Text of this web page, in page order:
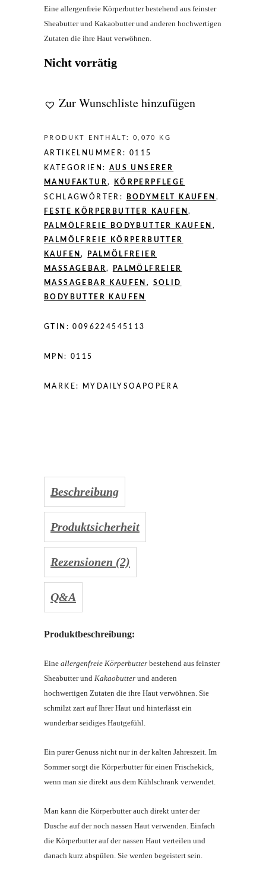
Eine allergenfreie Körperbutter bestehend aus feinster
Sheabutter und Kakaobutter und anderen hochwertigen
Zutaten die ihre Haut verwöhnen.
Nicht vorrätig
Zur Wunschliste hinzufügen
PRODUKT ENTHÄLT: 0,070 KG
ARTIKELNUMMER: 0115
KATEGORIEN: AUS UNSERER
MANUFAKTUR, KÖRPERPFLEGE
SCHLAGWÖRTER: BODYMELT KAUFEN ,
FESTE KÖRPERBUTTER KAUFEN,
PALMÖLFREIE BODYBUTTER KAUFEN ,
PALMÖLFREIE KÖRPERBUTTER
KAUFEN,
PALMÖLFREIER
MASSAGEBAR,
PALMÖLFREIER
MASSAGEBAR KAUFEN , SOLID
BODYBUTTER KAUFEN
GTIN:0096224545113
MPN: 0115
MARKE: MYDAILYSOAPOPERA
Beschreibung
Produktsicherheit
Rezensionen (2)
Q&A
Produktbeschreibung:
Eine allergenfreie Körperbutter bestehend aus feinster
Sheabutter und Kakaobutter und anderen
hochwertigen Zutaten die ihre Haut verwöhnen. Sie
schmilzt zart auf Ihrer Haut und hinterlässt ein
wunderbar seidiges Hautgefühl.
Ein purer Genuss nicht nur in der kalten Jahreszeit. Im
Sommer sorgt die Körperbutter für einen Frischekick,
wenn man sie direkt aus dem Kühlschrank verwendet.
Man kann die Körperbutter auch direkt unter der
Dusche auf der noch nassen Haut verwenden. Einfach
die Körperbutter auf der nassen Haut verteilen und
danach kurz abspülen. Sie werden begeistert sein.